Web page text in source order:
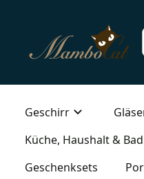
Geschirr
Küche, Haushalt & Bad
Geschenksets